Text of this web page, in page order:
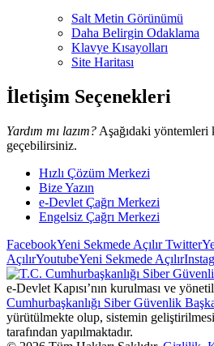
Salt Metin Görünümü
Daha Belirgin Odaklama
Klavye Kısayolları
Site Haritası
İletişim Seçenekleri
Yardım mı lazım? Aşağıdaki
geçebilirsiniz.
Hızlı Çözüm Merkezi
Bize Yazın
e-Devlet Çağrı Merkezi
Engelsiz Çağrı Merkezi
FacebookYeni Sekmede AçılırTwitter
AçılırYoutubeYeni Sekmede Açılır
e-Devlet Kapısı’nın kurulması ve
Cumhurbaşkanlığı Siber Güvenlik
yürütülmekte olup, sistemin
tarafından yapılmaktadır.